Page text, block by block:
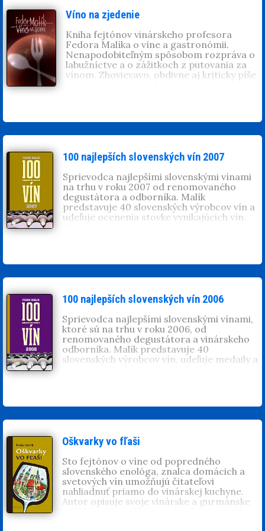
bohatej ponuke našich vín dá už len ťažko
orientovať.
Víno na zjedenie
Kniha fejtónov vinárskeho profesora
Fedora Malíka o víne a gastronómii.
Nenapodobiteľným spôsobom rozpráva o
labužníctve a o zážitkoch z putovania za
vínom. Zhovievavo, obdivne aj kriticky píše
100 najlepších slovenských vín 2007
Sprievodca najlepšími slovenskými vínami
na trhu v roku 2007 od renomovaného
degustátora a odborníka. Malík
predstavuje 40 slovenských výrobcov vín a
udeľuje ocenenia stovke vynikajúcich vín.
dá už len ťažko orientovať.
100 najlepších slovenských vín 2006
Sprievodca najlepšími slovenskými vínami,
ktoré sú na trhu v roku 2006, od
renomovaného degustátora a vinárskeho
odborníka. Malík predstavuje 40
slovenských výrobcov vín, udeľuje medaily a
oplatí kupovať. Bez dobrého sprievodcu sa
v množstve nových vín na našom trhu dá
Oškvarky vo fľaši
Sto fejtónov o víne od popredného
slovenského enológa, znalca domácich a
svetových vín umožňujú čitateľovi
nahliadnuť priamo do vinárskej kuchyne.
Autor opisuje svoje vinárske a gurmánske